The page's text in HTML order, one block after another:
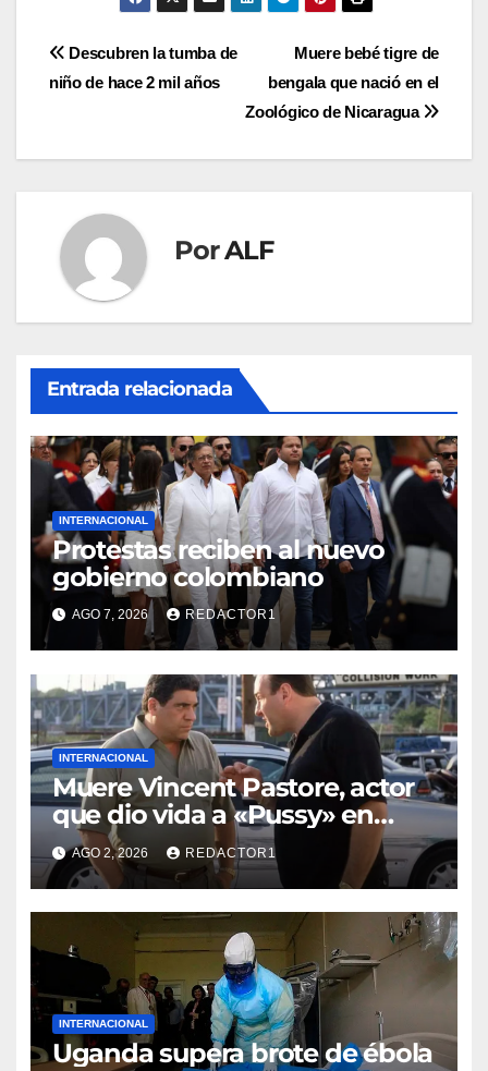
Navegación
entradas
Muere bebé tigre de
bengala que nació en el
Zoológico de Nicaragua
Descubren la tumba de
niño de hace 2 mil años
PorALF
Entrada relacionada
INTERNACIONAL
Protestas reciben al nuevo
gobierno colombiano
AGO 7, 2026 REDACTOR1
INTERNACIONAL
Muere Vincent Pastore, actor
que dio vida a «Pussy» en
«Los Soprano»
AGO 2, 2026 REDACTOR1
INTERNACIONAL
Uganda supera brote de ébola